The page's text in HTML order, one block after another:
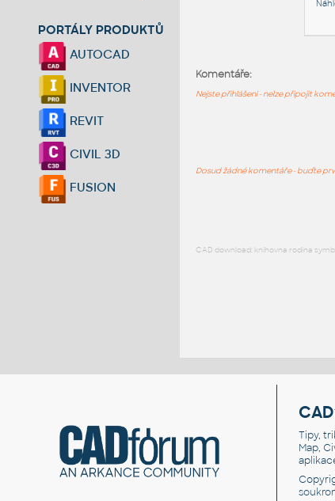
PORTÁLY PRODUKTŮ
AUTOCAD
INVENTOR
REVIT
CIVIL 3D
FUSION
Komentáře:
Nejste přihlášeni - nelze připojit
Dosud žádné komentáře - buďte
CAD download: knihovna rodina
CAD
Tipy,
Map,